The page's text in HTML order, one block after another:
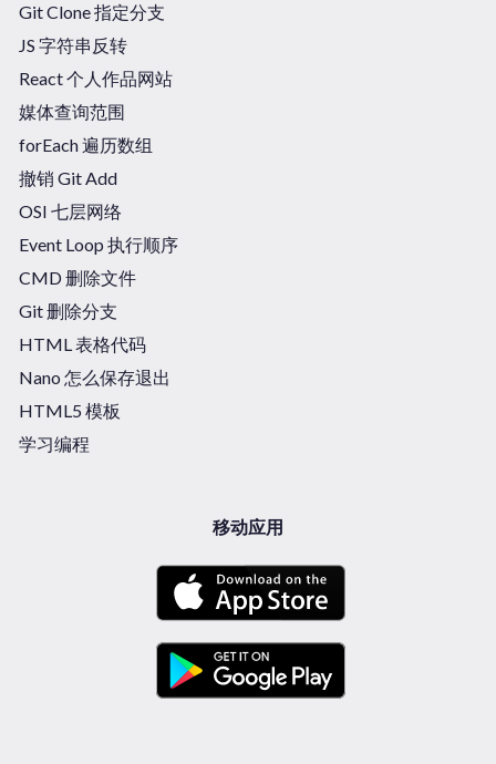
Git Clone 指定分支
JS 字符串反转
React 个人作品网站
媒体查询范围
forEach 遍历数组
撤销 Git Add
OSI 七层网络
Event Loop 执行顺序
CMD 删除文件
Git 删除分支
HTML 表格代码
Nano 怎么保存退出
HTML5 模板
学习编程
移动应用